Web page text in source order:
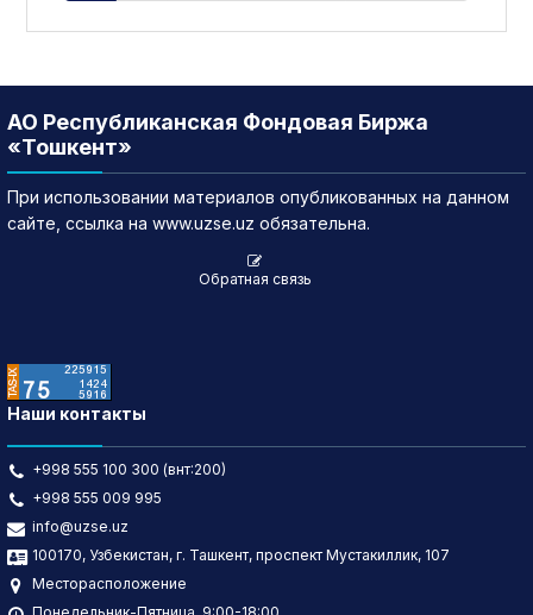
АО Республиканская Фондовая Биржа
«Тошкент»
При использовании материалов опубликованных на данном
сайте, ссылка на www.uzse.uz обязательна.
Обратная связь
Наши контакты
+998 555 100 300 (внт:200)
+998 555 009 995
info@uzse.uz
100170, Узбекистан, г. Ташкент, проспект Мустакиллик, 107
Месторасположение